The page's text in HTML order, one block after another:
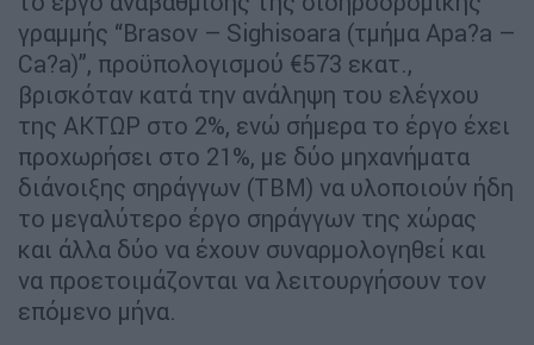
γραμμής “Brasov – Sighisoara (τμήμα Apa?a –
Ca?a)”, προϋπολογισμού €573 εκατ.,
βρισκόταν κατά την ανάληψη του ελέγχου
της ΑΚΤΩΡ στο 2%, ενώ σήμερα το έργο έχει
προχωρήσει στο 21%, με δύο μηχανήματα
διάνοιξης σηράγγων (TBM) να υλοποιούν ήδη
το μεγαλύτερο έργο σηράγγων της χώρας
και άλλα δύο να έχουν συναρμολογηθεί και
να προετοιμάζονται να λειτουργήσουν τον
επόμενο μήνα.